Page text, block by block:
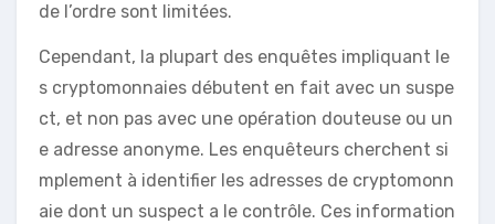
de l’ordre sont limitées.
Cependant, la plupart des enquêtes impliquant le
s cryptomonnaies débutent en fait avec un suspe
ct, et non pas avec une opération douteuse ou un
e adresse anonyme. Les enquêteurs cherchent si
mplement à identifier les adresses de cryptomonn
aie dont un suspect a le contrôle. Ces information